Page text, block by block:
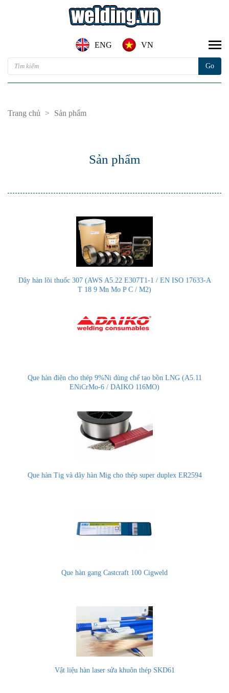
ENG VN
Trang chủ > Sản phẩm
Sản phẩm
Dây hàn lõi thuốc 307 (AWS A5.22 E307T1-1 / EN ISO 17633-A
T 18 9 Mn Mo P C / M2)
Que hàn điện cho thép 9%Ni dùng chế tạo bồn LNG (A5.11
ENiCrMo-6 / DAIKO 116MO)
Que hàn Tig và dây hàn Mig cho thép super duplex ER2594
Que hàn gang Castcraft 100 Cigweld
Vật liệu hàn laser sửa khuôn thép SKD61